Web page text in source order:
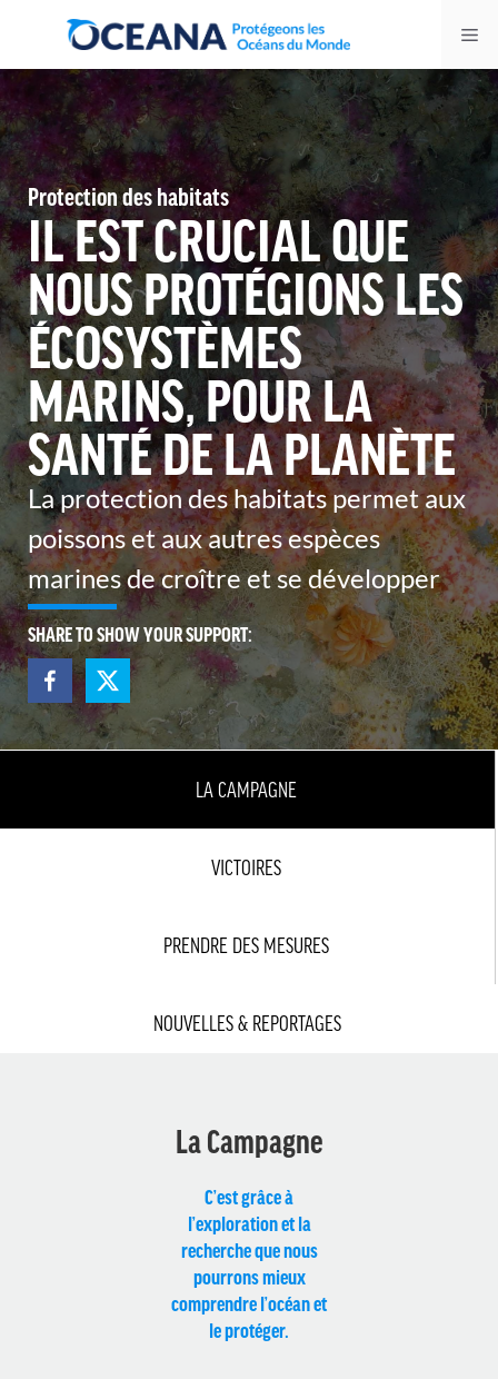
content
Protection des habitats
IL EST CRUCIAL QUE
NOUS PROTÉGIONS LES
ÉCOSYSTÈMES
MARINS, POUR LA
SANTÉ DE LA PLANÈTE
La protection des habitats permet aux
poissons et aux autres espèces
marines de croître et se développer
SHARE TO SHOW YOUR SUPPORT:
LA CAMPAGNE
VICTOIRES
PRENDRE DES MESURES
NOUVELLES & REPORTAGES
La Campagne
C’est grâce à
l’exploration et la
recherche que nous
pourrons mieux
comprendre l’océan et
le protéger.